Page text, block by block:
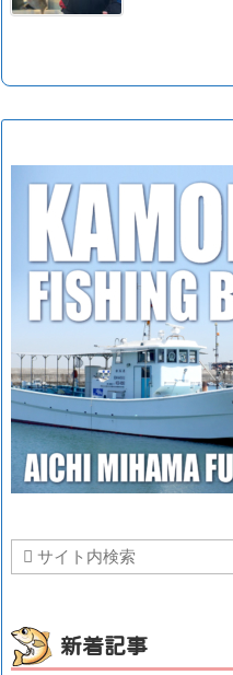
新着記事